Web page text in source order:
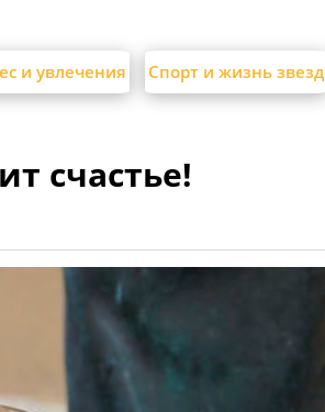
и увлечения Спорт и жизнь звезд
счастье!